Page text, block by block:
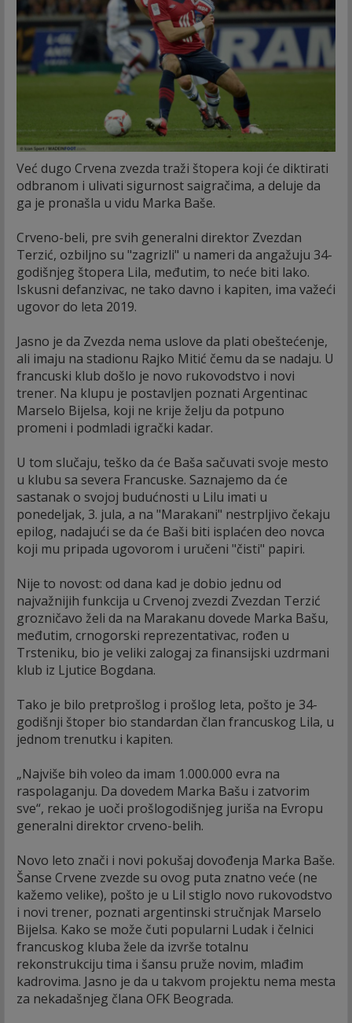
Već dugo Crvena zvezda traži štopera koji će diktirati
odbranom i ulivati sigurnost saigračima, a deluje da
ga je pronašla u vidu Marka Baše.
Crveno-beli, pre svih generalni direktor Zvezdan
Terzić, ozbiljno su "zagrizli" u nameri da angažuju 34-
godišnjeg štopera Lila, međutim, to neće biti lako.
Iskusni defanzivac, ne tako davno i kapiten, ima važeći
ugovor do leta 2019.
Jasno je da Zvezda nema uslove da plati obeštećenje,
ali imaju na stadionu Rajko Mitić čemu da se nadaju. U
francuski klub došlo je novo rukovodstvo i novi
trener. Na klupu je postavljen poznati Argentinac
Marselo Bijelsa, koji ne krije želju da potpuno
promeni i podmladi igrački kadar.
U tom slučaju, teško da će Baša sačuvati svoje mesto
u klubu sa severa Francuske. Saznajemo da će
sastanak o svojoj budućnosti u Lilu imati u
ponedeljak, 3. jula, a na "Marakani" nestrpljivo čekaju
epilog, nadajući se da će Baši biti isplaćen deo novca
koji mu pripada ugovorom i uručeni "čisti" papiri.
Nije to novost: od dana kad je dobio jednu od
najvažnijih funkcija u Crvenoj zvezdi Zvezdan Terzić
grozničavo želi da na Marakanu dovede Marka Bašu,
međutim, crnogorski reprezentativac, rođen u
Trsteniku, bio je veliki zalogaj za finansijski uzdrmani
klub iz Ljutice Bogdana.
Tako je bilo pretprošlog i prošlog leta, pošto je 34-
godišnji štoper bio standardan član francuskog Lila, u
jednom trenutku i kapiten.
„Najviše bih voleo da imam 1.000.000 evra na
raspolaganju. Da dovedem Marka Bašu i zatvorim
sve“, rekao je uoči prošlogodišnjeg juriša na Evropu
generalni direktor crveno-belih.
Novo leto znači i novi pokušaj dovođenja Marka Baše.
Šanse Crvene zvezde su ovog puta znatno veće (ne
kažemo velike), pošto je u Lil stiglo novo rukovodstvo
i novi trener, poznati argentinski stručnjak Marselo
Bijelsa. Kako se može čuti popularni Ludak i čelnici
francuskog kluba žele da izvrše totalnu
rekonstrukciju tima i šansu pruže novim, mlađim
kadrovima. Jasno je da u takvom projektu nema mesta
za nekadašnjeg člana OFK Beograda.